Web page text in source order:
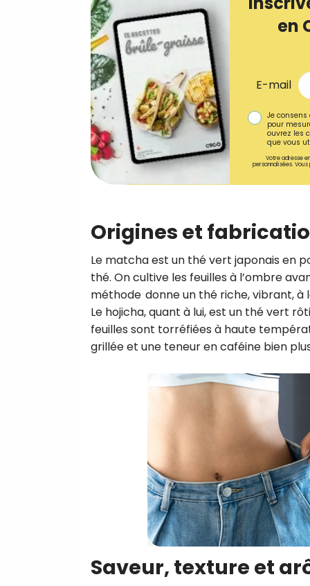
en
E-mail
Je
pour
ouvrez les
que vous
Votre adresse
personnalisées.
Origines et
Le matcha est un thé vert japonais en
thé. On cultive les feuilles à l’ombre
méthode donne un thé riche, vibrant, à
Le hojicha, quant à lui, est un thé vert
feuilles sont torréfiées à haute
grillée et une teneur en caféine bien
Saveur, texture et